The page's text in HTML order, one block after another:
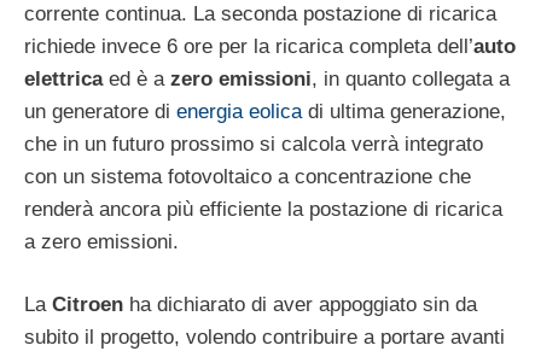
corrente continua. La seconda postazione di ricarica
richiede invece 6 ore per la ricarica completa dell’auto
elettricaed è a zero emissioni, in quanto collegata a
un generatore di energia eolica di ultima generazione,
che in un futuro prossimo si calcola verrà integrato
con un sistema fotovoltaico a concentrazione che
renderà ancora più efficiente la postazione di ricarica
a zero emissioni.
La Citroen ha dichiarato di aver appoggiato sin da
subito il progetto, volendo contribuire a portare avanti